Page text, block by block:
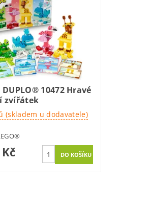
DUPLO® 10472 Hravé
zvířátek
(skladem u dodavatele)